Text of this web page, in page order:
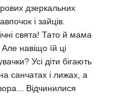
дзеркальних
і зайців.
свята! Тато й мама
навіщо їй ці
Усі діти бігають
санчатах і лижах, а
Відчинилися